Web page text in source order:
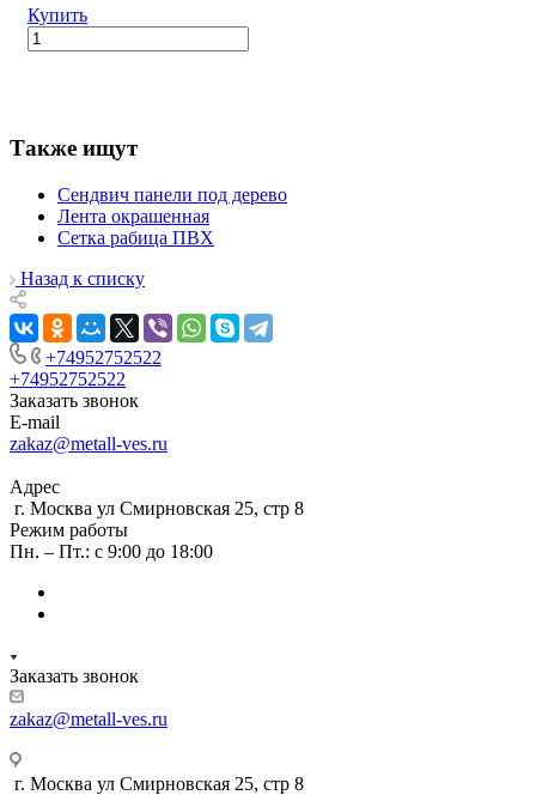
Купить
Также ищут
Сендвич панели под дерево
Лента окрашенная
Сетка рабица ПВХ
Назад к списку
+74952752522
+74952752522
Заказать звонок
E-mail
zakaz@metall-ves.ru
Адрес
г. Москва ул Смирновская 25, стр 8
Режим работы
Пн. – Пт.: с 9:00 до 18:00
Заказать звонок
zakaz@metall-ves.ru
г. Москва ул Смирновская 25, стр 8